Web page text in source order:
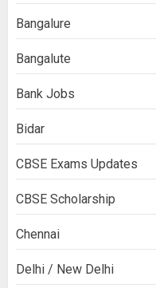
Bangalure
Bangalute
Bank Jobs
Bidar
CBSE Exams Updates
CBSE Scholarship
Chennai
Delhi / New Delhi